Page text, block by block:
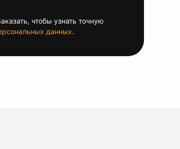
чтобы узнать точную
данных.